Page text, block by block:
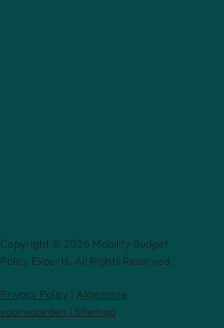
Copyright © 2026 Mobility Budget
Policy Experts. All Rights Reserved.
Privacy Policy
Algemene
voorwaarden | Sitemap